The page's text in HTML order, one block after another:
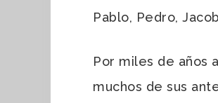
Pablo, Pedro,
Por miles de años
muchos de sus